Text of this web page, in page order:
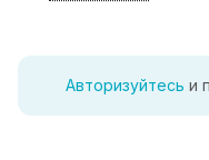
Авторизуйтесь и